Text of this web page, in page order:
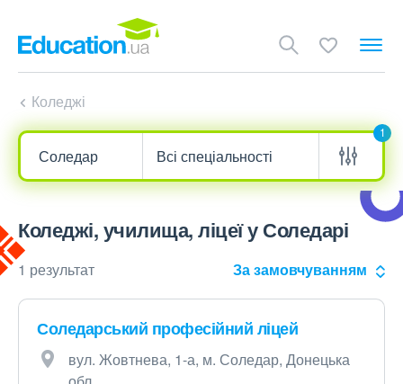
Коледжі
1
Коледжі, училища, ліцеї у Соледарі
1 результат За замовчуванням
Соледарський професійний ліцей
вул. Жовтнева, 1-а, м. Соледар, Донецька